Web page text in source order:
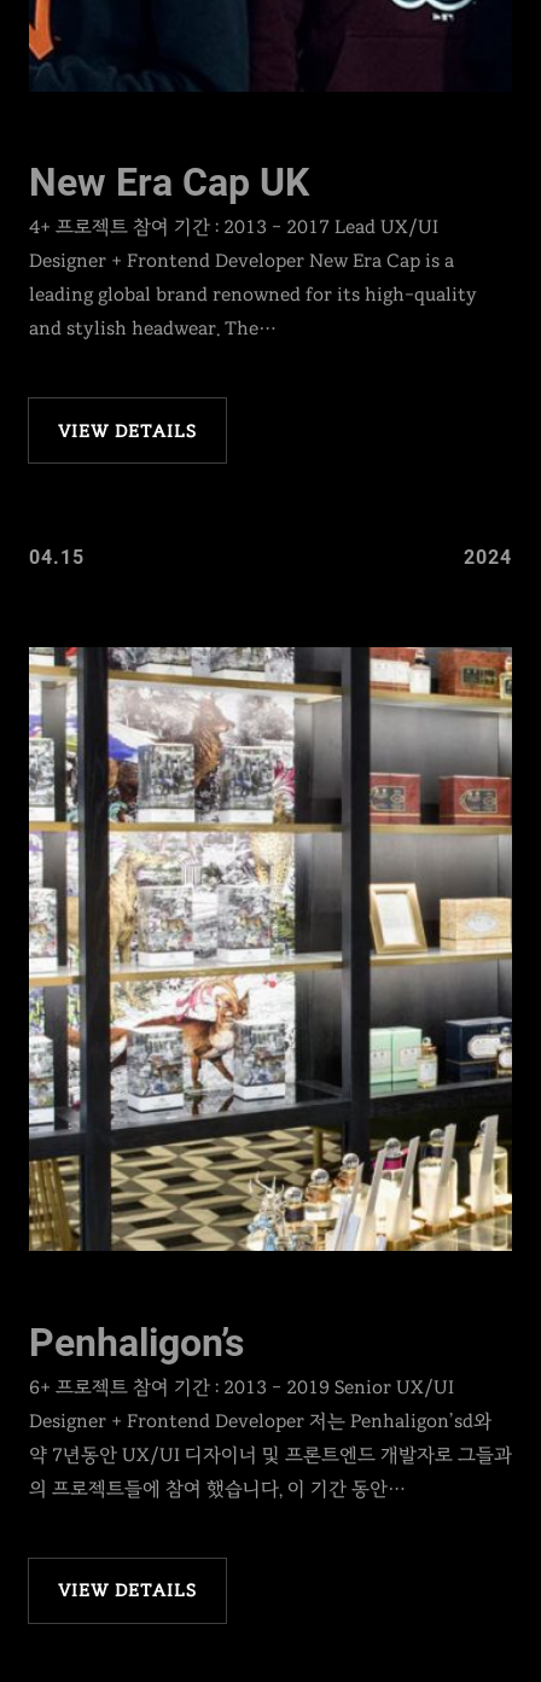
New Era Cap UK
4+ 프로젝트 참여 기간 : 2013 – 2017 Lead UX/UI
Designer + Frontend Developer New Era Cap is a
leading global brand renowned for its high-quality
and stylish headwear. The…
VIEW DETAILS
04.15 2024
Penhaligon’s
6+ 프로젝트 참여 기간 : 2013 – 2019 Senior UX/UI
Designer + Frontend Developer 저는 Penhaligon’sd와
약 7년동안 UX/UI 디자이너 및 프론트엔드 개발자로 그들과
의 프로젝트들에 참여 했습니다, 이 기간 동안…
VIEW DETAILS